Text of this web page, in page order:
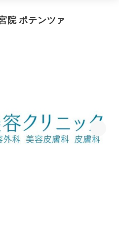
院 ポテンツァ